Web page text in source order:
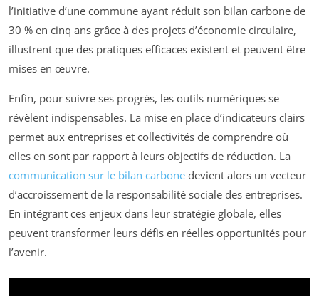
l’initiative d’une commune ayant réduit son bilan carbone de
30 % en cinq ans grâce à des projets d’économie circulaire,
illustrent que des pratiques efficaces existent et peuvent être
mises en œuvre.
Enfin, pour suivre ses progrès, les outils numériques se
révèlent indispensables. La mise en place d’indicateurs clairs
permet aux entreprises et collectivités de comprendre où
elles en sont par rapport à leurs objectifs de réduction. La
communication sur le bilan carbone devient alors un vecteur
d’accroissement de la responsabilité sociale des entreprises.
En intégrant ces enjeux dans leur stratégie globale, elles
peuvent transformer leurs défis en réelles opportunités pour
l’avenir.